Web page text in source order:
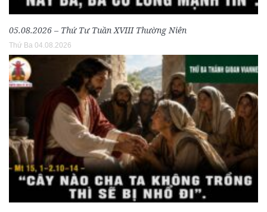
05.08.2026 – Thứ Tư Tuần XVIII Thường Niên
Thứ Ba 04.08.2026